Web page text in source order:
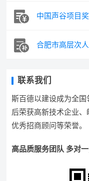
中国声谷项目
合肥市高层次
联系我们
斯百德以建设成为全
后荣获高新技术企业
优秀招商顾问等荣誉。
高品质服务团队 多对一